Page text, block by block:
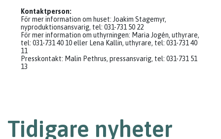
Kontaktperson:
För mer information om huset: Joakim Stagemyr,
nyproduktionsansvarig, tel: 031-731 50 22
För mer information om uthyrningen: Maria Jogén, uthyrare,
tel: 031-731 40 10 eller Lena Kallin, uthyrare, tel: 031-731 40
11
Presskontakt: Malin Pethrus, pressansvarig, tel: 031-731 51
13
Tidigare nyheter